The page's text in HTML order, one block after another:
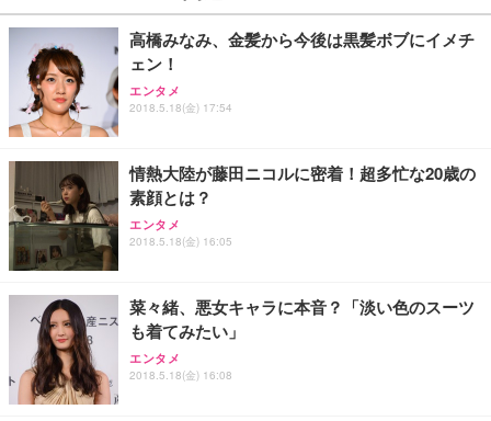
￥27,999
Sezlife オフィスチェア デスクチェア 疲れない テレ
ワーク チェア 強化バックレスト 30度ロッキング機
能 人間工学 椅子 腰サポート 90度跳ね上げ式アーム
ョン PCチェア 通気性メッシュ ゲーミング/勉強/事
務用 おしゃれ パソコンチェア (ブラック)
Sezlife オフィスチェア デスクチェア 疲れない テレ
ワーク チェア 強化バックレスト 30度ロッキング機
能 人間工学 椅子 腰サポート 90度跳ね上げ式アーム
務用 おしゃれ パソコンチェア (ホワイト)
ANDWINT オフィスチェア デスクチェア 肘なし メ
ッシュ 通気性 ランバーサポート付き 腰サポート ガ
ス圧無段階昇降 360度回転 キャスター付き コンパク
￥109,572
【純正品】27"ゲーミングモニター DualSense 充電
フック付き（CFI-ZDM1J）
【整備済み品】Dell E2724HS 27インチ 液晶モニタ
ー フルHD（1920×1080）VA 非光沢 HDMI/DisplayP
ort/VGA スピーカー内蔵 高さ調整 スイベル VESA対
【MiniLED/24.5inch/280Hz/FHD】GRAPHT THE S
HOOTER Gaming Monitor 24” Essential ゲーミン
グモニター QD 24.5インチ 1ms FHD 量子ドット 残
￥3,234
ネオ・ルーライフ ネオ・オムツ L 中型犬用 26枚入
り 単品
Smart Basic(スマートベーシック) 【Amazon.co.jp
限定】 Smart Basic アイリスオーヤマ ペットシーツ
超厚型 お徳用 ワイド 100枚入 (x 1) (ケース販売)
アイリスオーヤマ ペットシーツ 超厚型 お徳用 レギ
ュラー 200枚入【Amazon.co.jp限定】
高橋みなみ、金髪から今後は黒髪ボブにイメチ
ェン！
エンタメ
2018.5.18(金) 17:54
情熱大陸が藤田ニコルに密着！超多忙な20歳の
素顔とは？
エンタメ
2018.5.18(金) 16:05
菜々緒、悪女キャラに本音？「淡い色のスーツ
も着てみたい」
エンタメ
2018.5.18(金) 16:08